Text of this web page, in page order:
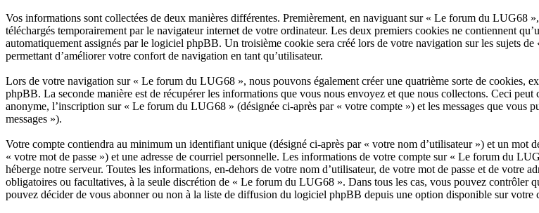
Vos informations sont collectées de deux manières différentes. Premièrement, en naviguant sur « Le forum du
téléchargés temporairement par le navigateur internet de votre ordinateur. Les deux premiers cookies ne contiennent
automatiquement assignés par le logiciel phpBB. Un troisième cookie sera créé lors de votre navigation sur les sujets
permettant d’améliorer votre confort de navigation en tant qu’utilisateur.
Lors de votre navigation sur « Le forum du LUG68 », nous pouvons également créer une quatrième sorte de cookies,
phpBB. La seconde manière est de récupérer les informations que vous nous envoyez et que nous collectons. Ceci
anonyme, l’inscription sur « Le forum du LUG68 » (désignée ci-après par « votre compte ») et les messages que vous
messages »).
Votre compte contiendra au minimum un identifiant unique (désigné ci-après par « votre nom d’utilisateur ») et un mot
« votre mot de passe ») et une adresse de courriel personnelle. Les informations de votre compte sur « Le forum du
héberge notre serveur. Toutes les informations, en-dehors de votre nom d’utilisateur, de votre mot de passe et de
obligatoires ou facultatives, à la seule discrétion de « Le forum du LUG68 ». Dans tous les cas, vous pouvez
pouvez décider de vous abonner ou non à la liste de diffusion du logiciel phpBB depuis une option disponible sur votre